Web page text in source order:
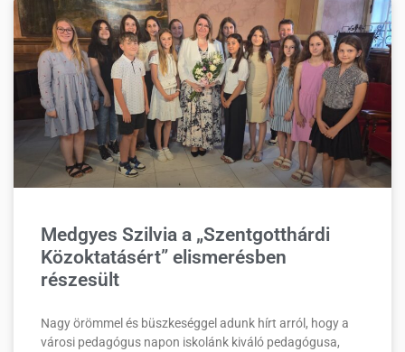
Medgyes Szilvia a „Szentgotthárdi
Közoktatásért” elismerésben
részesült
Nagy örömmel és büszkeséggel adunk hírt arról, hogy a
városi pedagógus napon iskolánk kiváló pedagógusa,